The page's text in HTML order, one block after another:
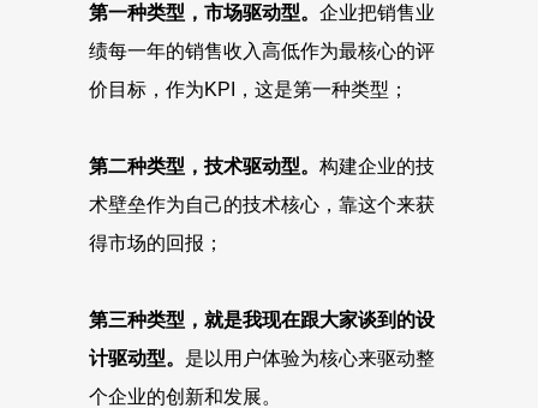
第一种类型，市场驱动型。 企业把销售业
绩每一年的销售收入高低作为最核心的评
价目标，作为KPI，这是第一种类型；
第二种类型，技术驱动型。 构建企业的技
术壁垒作为自己的技术核心，靠这个来获
得市场的回报；
第三种类型，就是我现在跟大家谈到的设
计驱动型。 是以用户体验为核心来驱动整
个企业的创新和发展。